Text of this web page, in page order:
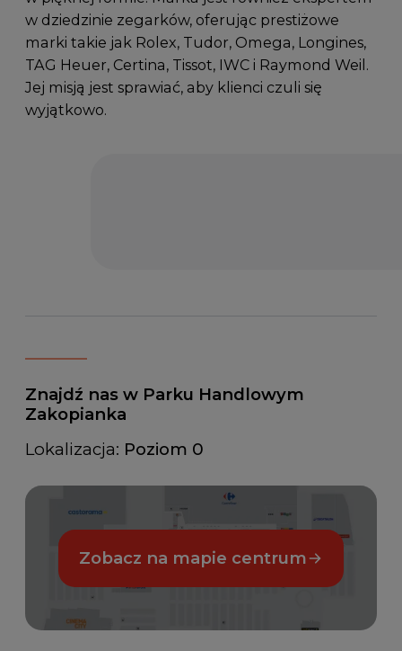
w dziedzinie zegarków, oferując prestiżowe
marki takie jak Rolex, Tudor, Omega, Longines,
TAG Heuer, Certina, Tissot, IWC i Raymond Weil.
Jej misją jest sprawiać, aby klienci czuli się
wyjątkowo.
Znajdź nas w Parku Handlowym
Zakopianka
Lokalizacja: Poziom 0
Zobacz na mapie centrum